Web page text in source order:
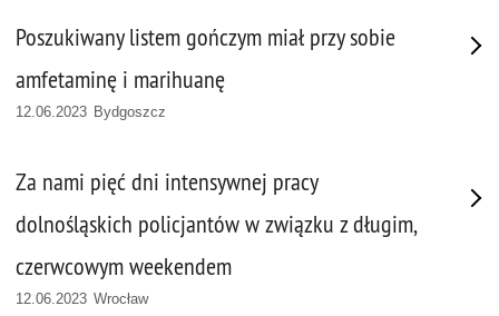
Poszukiwany listem gończym miał przy sobie
amfetaminę i marihuanę
12.06.2023 Bydgoszcz
Za nami pięć dni intensywnej pracy
dolnośląskich policjantów w związku z długim,
czerwcowym weekendem
12.06.2023 Wrocław